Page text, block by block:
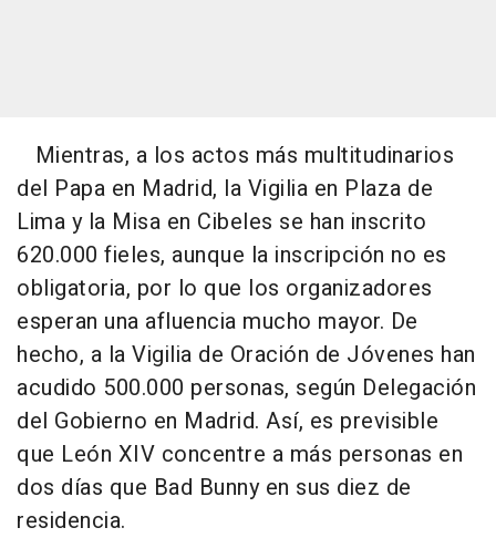
Mientras, a los actos más multitudinarios
del Papa en Madrid, la Vigilia en Plaza de
Lima y la Misa en Cibeles se han inscrito
620.000 fieles, aunque la inscripción no es
obligatoria, por lo que los organizadores
esperan una afluencia mucho mayor. De
hecho, a la Vigilia de Oración de Jóvenes han
acudido 500.000 personas, según Delegación
del Gobierno en Madrid. Así, es previsible
que León XIV concentre a más personas en
dos días que Bad Bunny en sus diez de
residencia.